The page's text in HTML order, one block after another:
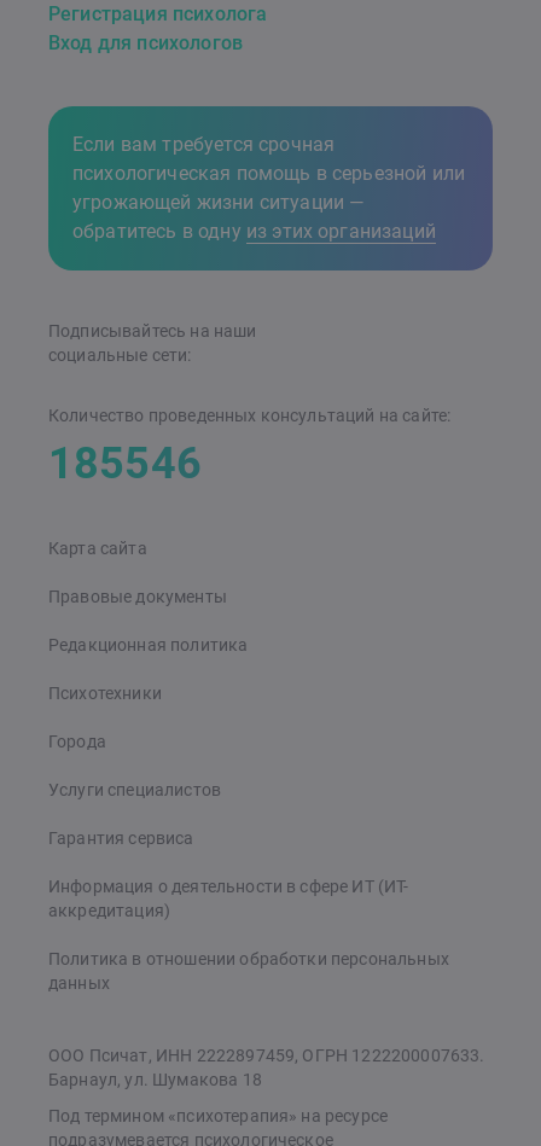
Регистрация психолога
Вход для психологов
Если вам требуется срочная
психологическая помощь в серьезной или
угрожающей жизни ситуации —
обратитесь в одну из этих организаций
Карта сайта
Правовые документы
Редакционная политика
Психотехники
Города
Услуги специалистов
Гарантия сервиса
Информация о деятельности в сфере ИТ (ИТ-
аккредитация)
Политика в отношении обработки персональных
данных
Подписывайтесь на наши
cоциальные сети:
Количество проведенных консультаций на сайте:
185546
ООО Псичат, ИНН 2222897459, ОГРН 1222200007633.
Барнаул, ул. Шумакова 18
Под термином «психотерапия» на ресурсе
подразумевается психологическое